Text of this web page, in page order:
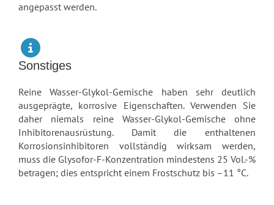
angepasst werden.
Sonstiges
Reine Wasser-Glykol-Gemische haben sehr deutlich
ausgeprägte, korrosive Eigenschaften. Verwenden Sie
daher niemals reine Wasser-Glykol-Gemische ohne
Inhibitorenausrüstung. Damit die enthaltenen
Korrosionsinhibitoren vollständig wirksam werden,
muss die Glysofor-F-Konzentration mindestens 25 Vol.-%
betragen; dies entspricht einem Frostschutz bis –11 °C.